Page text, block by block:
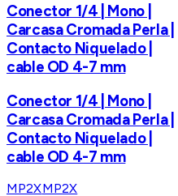
Conector 1/4 | Mono |
Carcasa Cromada Perla |
Contacto Niquelado |
cable OD 4-7 mm
Conector 1/4 | Mono |
Carcasa Cromada Perla |
Contacto Niquelado |
cable OD 4-7 mm
MP2XMP2X